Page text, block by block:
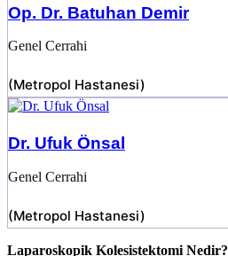
Op. Dr. Batuhan Demir
Genel Cerrahi
(Metropol Hastanesi)
Dr. Ufuk Önsal
Genel Cerrahi
(Metropol Hastanesi)
Laparoskopik Kolesistektomi Nedir?